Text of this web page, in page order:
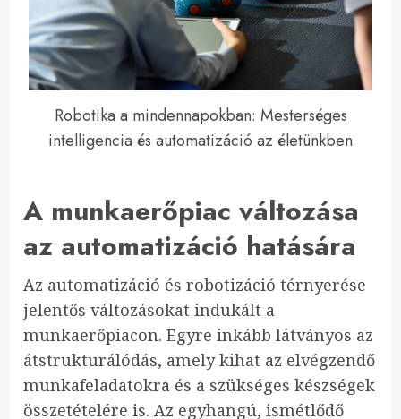
Robotika a mindennapokban: Mesterséges
intelligencia és automatizáció az életünkben
A munkaerőpiac változása
az automatizáció hatására
Az automatizáció és robotizáció térnyerése
jelentős változásokat indukált a
munkaerőpiacon. Egyre inkább látványos az
átstrukturálódás, amely kihat az elvégzendő
munkafeladatokra és a szükséges készségek
összetételére is. Az egyhangú, ismétlődő